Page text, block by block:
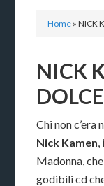
Home »NICK
NICK
Chi non c’era
Nick Kamen,
Madonna,
godibili cd